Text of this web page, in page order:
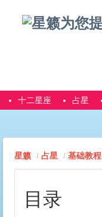
十二星座 占星
星籁 占星 基础教程
目录